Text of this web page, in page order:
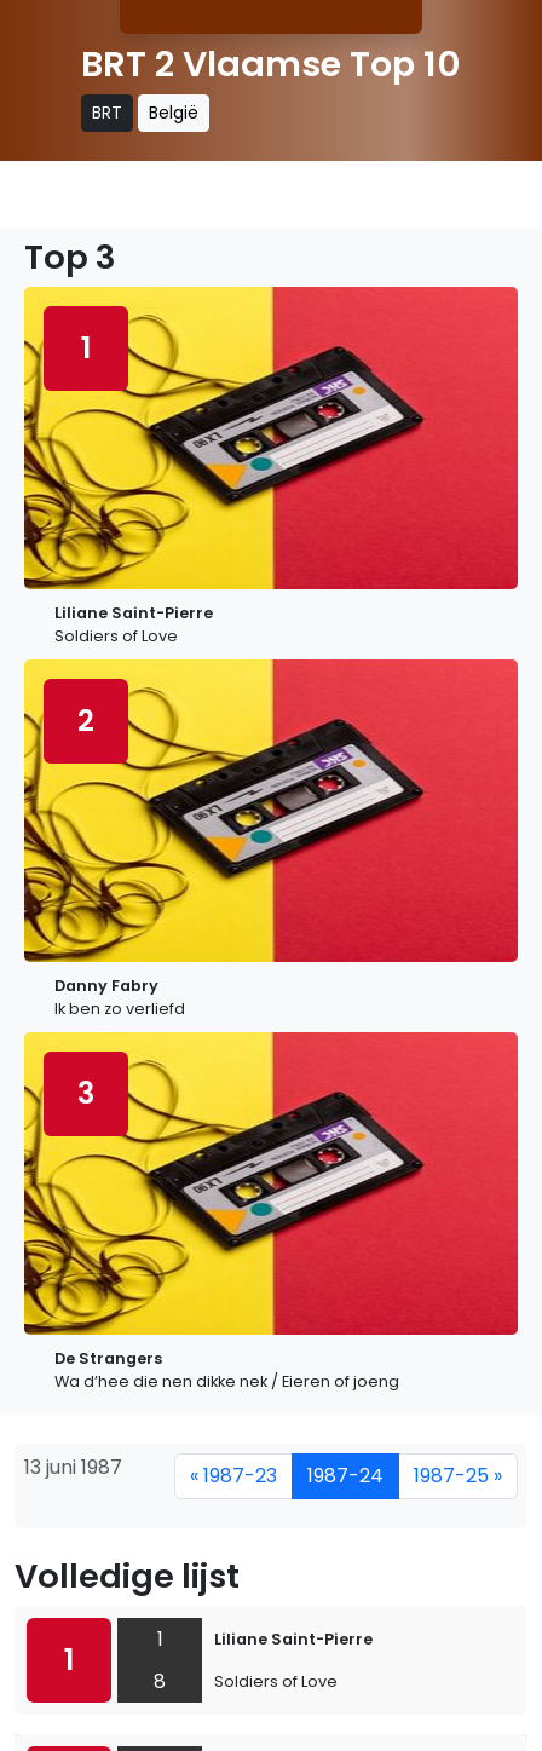
BRT 2 Vlaamse Top 10
BRT België
Top 3
1
Liliane Saint-Pierre
Soldiers of Love
2
Danny Fabry
Ik ben zo verliefd
3
De Strangers
Wa d’hee die nen dikke nek / Eieren of joeng
13 juni 1987 « 1987-23 1987-24 1987-25 »
Volledige lijst
1
1
8
Liliane Saint-Pierre
Soldiers of Love